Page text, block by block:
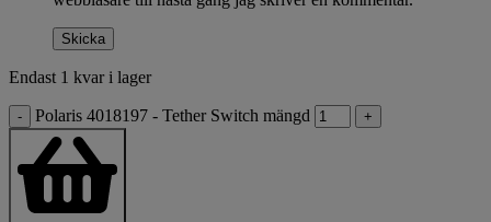
Endast 1 kvar i lager
- Polaris 4018197 - Tether Switch mängd +